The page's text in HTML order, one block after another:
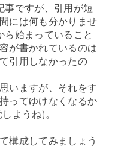
事ですが、引用が短
には何も分かりませ
ら始まっていること
が書かれているのは
引用しなかったの
いますが、それをす
ってゆけなくなるか
ようね)。
構成してみましょう